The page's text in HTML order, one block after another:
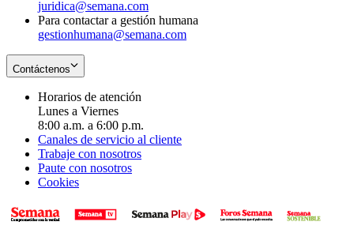
juridica@semana.com
Para contactar a gestión humana
gestionhumana@semana.com
Contáctenos
Horarios de atención
Lunes a Viernes
8:00 a.m. a 6:00 p.m.
Canales de servicio al cliente
Trabaje con nosotros
Paute con nosotros
Cookies